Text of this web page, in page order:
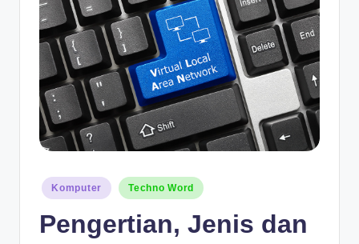
Posted
in
Komputer Techno Word
Pengertian, Jenis dan